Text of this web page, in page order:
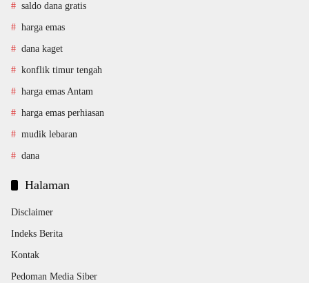
saldo dana gratis
harga emas
dana kaget
konflik timur tengah
harga emas Antam
harga emas perhiasan
mudik lebaran
dana
Halaman
Disclaimer
Indeks Berita
Kontak
Pedoman Media Siber